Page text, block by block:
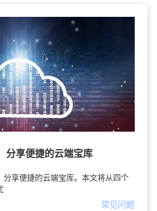
分享便捷的云端宝库
享便捷的云端宝库。本文将从四个
常见问题